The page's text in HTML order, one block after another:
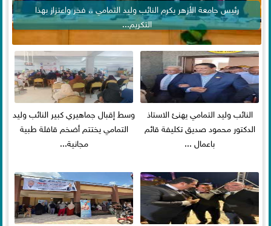
رئيس جامعة الأزهر يكرم النائب وليد التمامي .. فخر واعتزاز بهذا
التكريم...
النائب وليد التمامي يهنئ الاستاذ
الدكتور محمود صديق تكليفة قائم
باعمال ...
وسط إقبال جماهيري كبير النائب وليد
التمامي يختتم أضخم قافلة طبية
مجانية...